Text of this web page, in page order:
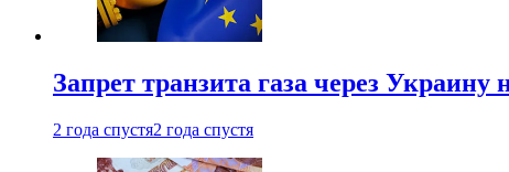
Запрет транзита газа через
2 года спустя2 года спустя